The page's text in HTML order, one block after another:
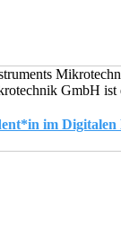
GmbH
im Digitalen